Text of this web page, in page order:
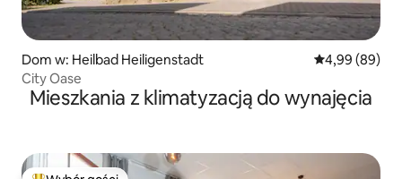
Dom w: Heilbad Heiligenstadt Średnia
4,99 (89)
City Oase
Mieszkania z klimatyzacją do wynajęcia